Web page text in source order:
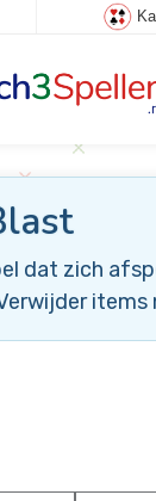
dat zich